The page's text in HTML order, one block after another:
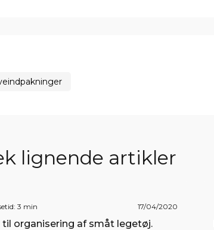
lignende artikler
3 min 17/04/2020
til organisering af småt legetøj.